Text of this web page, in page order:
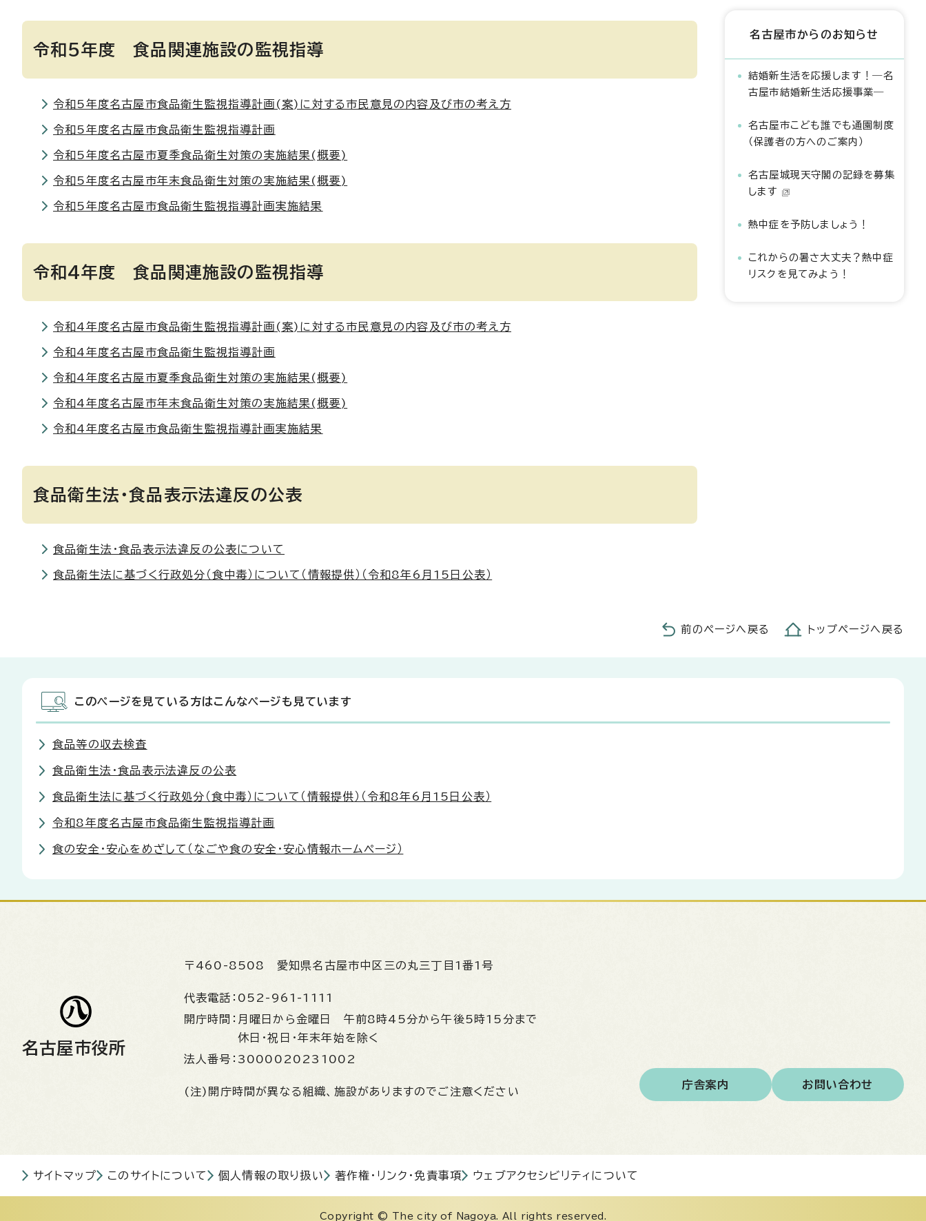
令和5年度 食品関連施設の監視指導
令和5年度名古屋市食品衛生監視指導計画(案)に対する市民意見の内容及び市の考え方
令和5年度名古屋市食品衛生監視指導計画
令和5年度名古屋市夏季食品衛生対策の実施結果(概要)
令和5年度名古屋市年末食品衛生対策の実施結果(概要)
令和5年度名古屋市食品衛生監視指導計画実施結果
令和4年度 食品関連施設の監視指導
令和4年度名古屋市食品衛生監視指導計画(案)に対する市民意見の内容及び市の考え方
令和4年度名古屋市食品衛生監視指導計画
令和4年度名古屋市夏季食品衛生対策の実施結果(概要)
令和4年度名古屋市年末食品衛生対策の実施結果(概要)
令和4年度名古屋市食品衛生監視指導計画実施結果
食品衛生法・食品表示法違反の公表
食品衛生法・食品表示法違反の公表について
食品衛生法に基づく行政処分（食中毒）について（情報提供）（令和8年6月15日公表）
名古屋市からのお知らせ
結婚新生活を応援します！―名
古屋市結婚新生活応援事業―
名古屋市こども誰でも通園制度
（保護者の方へのご案内）
名古屋城現天守閣の記録を募集
します
熱中症を予防しましょう！
これからの暑さ大丈夫？熱中症
リスクを見てみよう！
前のページへ戻る トップページへ戻る
このページを見ている方はこんなページも見ています
食品等の収去検査
食品衛生法・食品表示法違反の公表
食品衛生法に基づく行政処分（食中毒）について（情報提供）（令和8年6月15日公表）
令和8年度名古屋市食品衛生監視指導計画
食の安全・安心をめざして（なごや食の安全・安心情報ホームページ）
名古屋市役所
〒460-8508 愛知県名古屋市中区三の丸三丁目1番1号
代表電話： 052-961-1111
開庁時間： 月曜日から金曜日 午前8時45分から午後5時15分まで
休日・祝日・年末年始を除く
法人番号： 3000020231002
(注)開庁時間が異なる組織、施設がありますのでご注意ください
庁舎案内 お問い合わせ
サイトマップ このサイトについて 個人情報の取り扱い 著作権・リンク・免責事項 ウェブアクセシビリティについて
Copyright © The city of Nagoya. All rights reserved.